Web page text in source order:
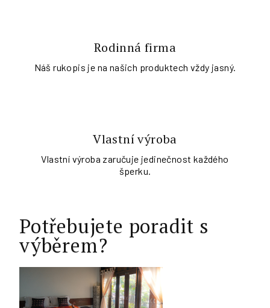
Rodinná firma
Náš rukopis je na našich produktech vždy jasný.
Vlastní výroba
Vlastní výroba zaručuje jedinečnost každého
šperku.
Potřebujete poradit s
výběrem?